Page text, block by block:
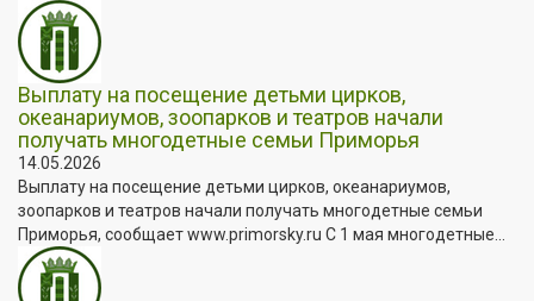
Выплату на посещение детьми цирков,
океанариумов, зоопарков и театров начали
получать многодетные семьи Приморья
14.05.2026
Выплату на посещение детьми цирков, океанариумов,
зоопарков и театров начали получать многодетные семьи
Приморья, сообщает www.primorsky.ru С 1 мая многодетные...